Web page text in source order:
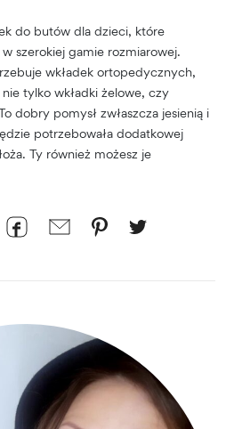
do butów dla dzieci, które
szerokiej gamie rozmiarowej.
wkładek ortopedycznych,
tylko wkładki żelowe, czy
dobry pomysł zwłaszcza jesienią i
potrzebowała dodatkowej
Ty również możesz je